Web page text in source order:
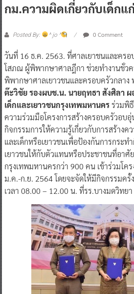
กม.ความผิดเกี่ยวกับเด็ก
Posted By: ^ jo ^ 0 Comment
วันที่ 16 ธ.ค. 2563. ที่ศาลเยาชนและครอ
โสภณ ผู้พิพากษาศาลฎีกา ช่วยทำงานชั่ว
พิพากษาศาลเยาวชนและครอบครัวกลาง
ต๊ะวิชัย รองผบช.น. นายฤทธา สังศิลา
เด็กและเยาวชนกรุงเทพมหานครร่วมพิ
ความร่วมมือโครงการสร้างครอบครัวอบ
กิจกรรมการให้ความรู้เกี่ยวกับการสร้างค
และเด็กหรือเยาวชนเพื่อป้องกันการกระท
เยาวชนให้กับตัวแทนหรือประชาชนที่อาศั
กรุงเทพมหานครกว่า 900 คน เข้าร่วมโค
ม.ค.-ก.ย. 2564 โดยจะจัดให้มีกิจกรรมครั้
เวลา 08.00 – 12.00 น. ที่รร.บางมดวิทยา